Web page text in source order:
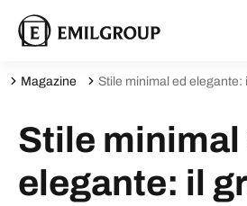
Magazine Stile minimal ed
Stile minimal
elegante: il